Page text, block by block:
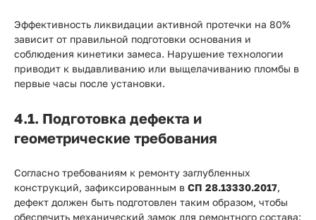
Эффективность ликвидации активной протечки на 80%
зависит от правильной подготовки основания и
соблюдения кинетики замеса. Нарушение технологии
приводит к выдавливанию или выщелачиванию пломбы в
первые часы после установки.
4.1. Подготовка дефекта и
геометрические требования
Согласно требованиям к ремонту заглубленных
конструкций, зафиксированным в СП 28.13330.2017,
дефект должен быть подготовлен таким образом, чтобы
обеспечить механический замок для ремонтного состава: